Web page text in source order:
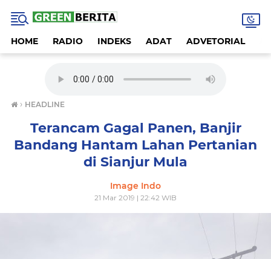
HOME RADIO INDEKS ADAT ADVETORIAL
› HEADLINE
Terancam Gagal Panen, Banjir
Bandang Hantam Lahan Pertanian
di Sianjur Mula
Image Indo
21 Mar 2019 | 22:42 WIB